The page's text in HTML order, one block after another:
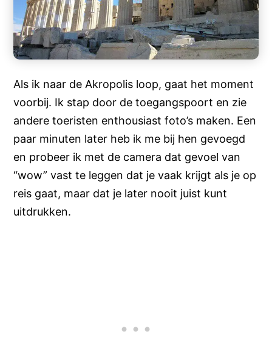
Als ik naar de Akropolis loop, gaat het moment
voorbij. Ik stap door de toegangspoort en zie
andere toeristen enthousiast foto’s maken. Een
paar minuten later heb ik me bij hen gevoegd
en probeer ik met de camera dat gevoel van
“wow” vast te leggen dat je vaak krijgt als je op
reis gaat, maar dat je later nooit juist kunt
uitdrukken.